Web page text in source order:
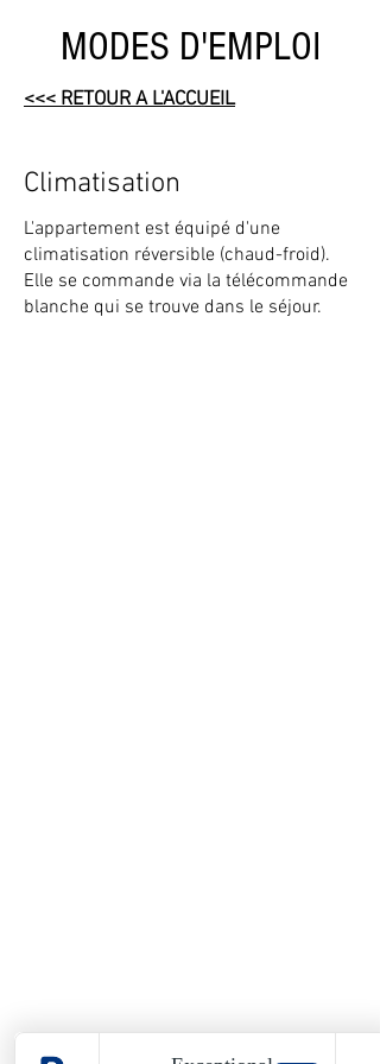
MODES D'EMPLOI
<<< RETOUR A L'ACCUEIL
Climatisation
L'appartement est équipé d'une
climatisation réversible (chaud-froid).
Elle se commande via la télécommande
blanche qui se trouve dans le séjour.